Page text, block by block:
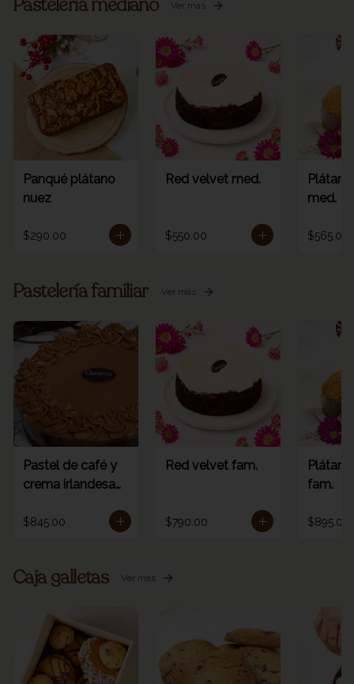
Ver más
Panqué plátano
nuez
$290.00
Red velvet med.
$550.00
med.
$565.00
Pastelería familiar Ver más
Pastel de café y
crema irlandesa
$845.00
Red velvet fam.
$790.00
fam.
$895.00
Caja galletas Ver más